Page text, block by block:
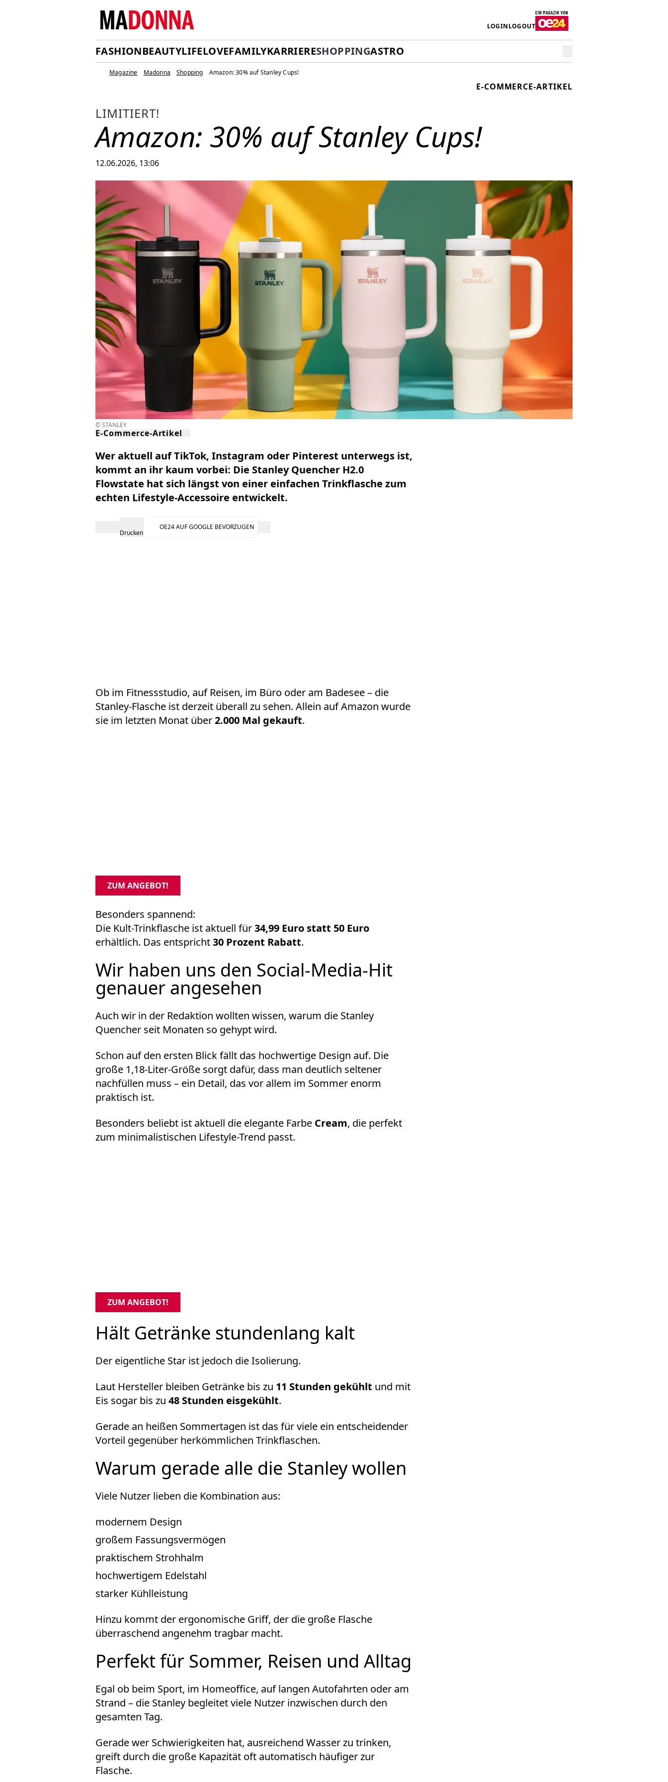
LOGINLOGOUT
FASHIONBEAUTYLIFELOVEFAMILYKARRIERESHOPPINGASTRO
Magazine Madonna Shopping Amazon: 30% auf Stanley Cups!
E-COMMERCE-ARTIKEL
LIMITIERT!
Amazon: 30% auf Stanley Cups!
12.06.2026, 13:06
© STANLEY
E-Commerce-Artikel
Wer aktuell auf TikTok, Instagram oder Pinterest unterwegs ist,
kommt an ihr kaum vorbei: Die Stanley Quencher H2.0
Flowstate hat sich längst von einer einfachen Trinkflasche zum
echten Lifestyle-Accessoire entwickelt.
Drucken
OE24 AUF GOOGLE BEVORZUGEN
Ob im Fitnessstudio, auf Reisen, im Büro oder am Badesee – die
Stanley-Flasche ist derzeit überall zu sehen. Allein auf Amazon wurde
sie im letzten Monat über2.000 Mal gekauft.
ZUM ANGEBOT!
Besonders spannend:
Die Kult-Trinkflasche ist aktuell für34,99 Euro statt 50 Euro
erhältlich. Das entspricht30 Prozent Rabatt.
Wir haben uns den Social-Media-Hit
genauer angesehen
Auch wir in der Redaktion wollten wissen, warum die Stanley
Quencher seit Monaten so gehypt wird.
Schon auf den ersten Blick fällt das hochwertige Design auf. Die
große 1,18-Liter-Größe sorgt dafür, dass man deutlich seltener
nachfüllen muss – ein Detail, das vor allem im Sommer enorm
praktisch ist.
Besonders beliebt ist aktuell die elegante Farbe Cream, die perfekt
zum minimalistischen Lifestyle-Trend passt.
ZUM ANGEBOT!
Hält Getränke stundenlang kalt
Der eigentliche Star ist jedoch die Isolierung.
Laut Hersteller bleiben Getränke bis zu 11 Stunden gekühlt und mit
Eis sogar bis zu 48 Stunden eisgekühlt.
Gerade an heißen Sommertagen ist das für viele ein entscheidender
Vorteil gegenüber herkömmlichen Trinkflaschen.
Warum gerade alle die Stanley wollen
Viele Nutzer lieben die Kombination aus:
modernem Design
großem Fassungsvermögen
praktischem Strohhalm
hochwertigem Edelstahl
starker Kühlleistung
Hinzu kommt der ergonomische Griff, der die große Flasche
überraschend angenehm tragbar macht.
Perfekt für Sommer, Reisen und Alltag
Egal ob beim Sport, im Homeoffice, auf langen Autofahrten oder am
Strand – die Stanley begleitet viele Nutzer inzwischen durch den
gesamten Tag.
Gerade wer Schwierigkeiten hat, ausreichend Wasser zu trinken,
greift durch die große Kapazität oft automatisch häufiger zur
Flasche.